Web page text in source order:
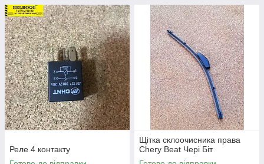
Реле 4 контакту
Щітка склоочисника права
Chery Beat Чері Біт